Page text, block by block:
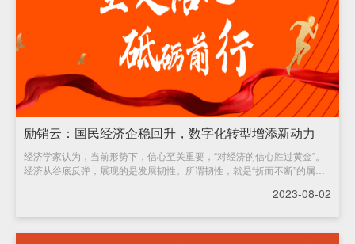
励销云：国民经济企稳回升，数字化转型增添新动力
经济学家认为，当前形势下，信心至关重要，“对经济的信心胜过黄金”。
经济从谷底反弹，展现的是发展韧性。所谓韧性，就是“折而不断”的属
2023-08-02